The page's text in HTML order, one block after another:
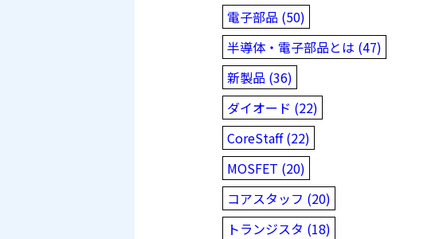
電子部品 (50)
半導体・電子部品とは (47)
新製品 (36)
ダイオード (22)
CoreStaff (22)
MOSFET (20)
コアスタッフ (20)
トランジスタ (18)